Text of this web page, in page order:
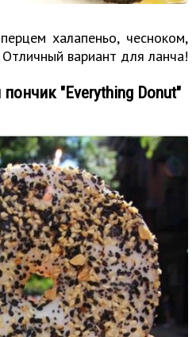
халапеньо, чесноком,
вариант для ланча!
"Everything Donut"